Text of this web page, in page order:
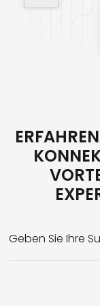
Geben Sie Ihre